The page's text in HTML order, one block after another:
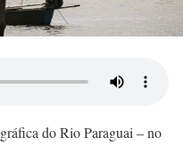
do Rio Paraguai – no